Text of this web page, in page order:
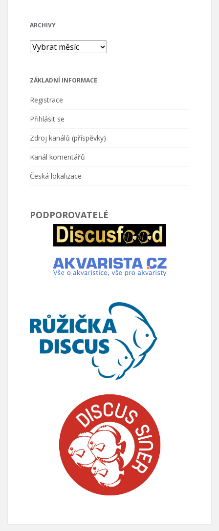
ARCHIVY
Archivy
ZÁKLADNÍ INFORMACE
Registrace
Přihlásit se
Zdroj kanálů (příspěvky)
Kanál komentářů
Česká lokalizace
PODPOROVATELÉ